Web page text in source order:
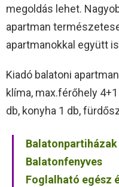
megoldás lehet.
apartman
apartmanokkal együtt
Kiadó balatoni
klíma, max.férőhely
db, konyha 1 db,
Balatonfenyves
Foglalható egész